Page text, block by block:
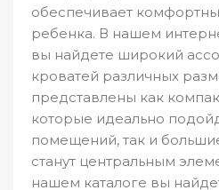
обеспечивает
ребенка. В нашем
вы найдете широкий
кроватей различных
представлены как
которые идеально
помещений, так и
станут центральным
нашем каталоге вы